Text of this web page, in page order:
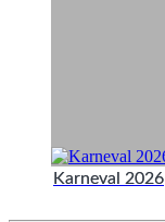
Karneval 2026